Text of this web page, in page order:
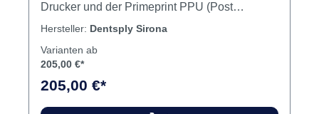
Drucker und der Primeprint PPU (Post
Processing Unit). Primeprint arbeitet mit
Nachbearbeitung sowie für ein umfassendes
Hersteller: Dentsply Sirona
Varianten ab
205,00 €*
205,00 €*